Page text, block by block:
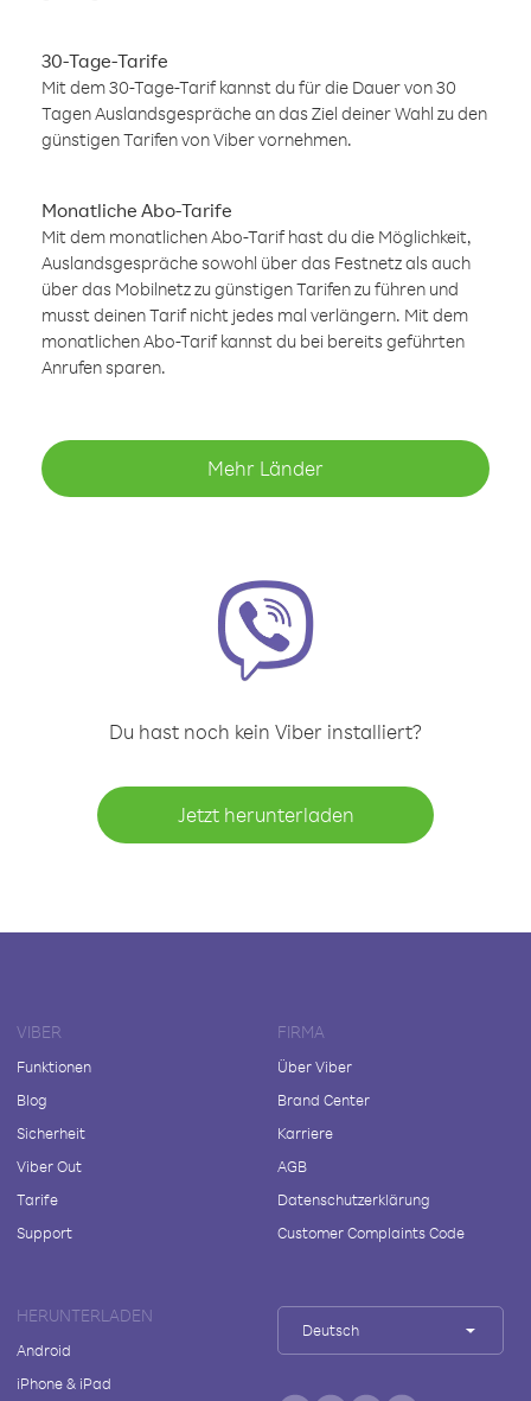
30-Tage-Tarife
Mit dem 30-Tage-Tarif kannst du für die Dauer von 30
Tagen Auslandsgespräche an das Ziel deiner Wahl zu den
günstigen Tarifen von Viber vornehmen.
Monatliche Abo-Tarife
Mit dem monatlichen Abo-Tarif hast du die Möglichkeit,
Auslandsgespräche sowohl über das Festnetz als auch
über das Mobilnetz zu günstigen Tarifen zu führen und
musst deinen Tarif nicht jedes mal verlängern. Mit dem
monatlichen Abo-Tarif kannst du bei bereits geführten
Anrufen sparen.
Mehr Länder
Du hast noch kein Viber installiert?
Jetzt herunterladen
VIBER
Funktionen
Blog
Sicherheit
Viber Out
Tarife
Support
FIRMA
Über Viber
Brand Center
Karriere
AGB
Datenschutzerklärung
Customer Complaints Code
HERUNTERLADEN
Android
iPhone & iPad
Deutsch